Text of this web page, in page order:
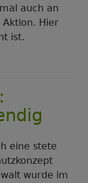
auch an
Hier
ist.
eine stete
wurde im